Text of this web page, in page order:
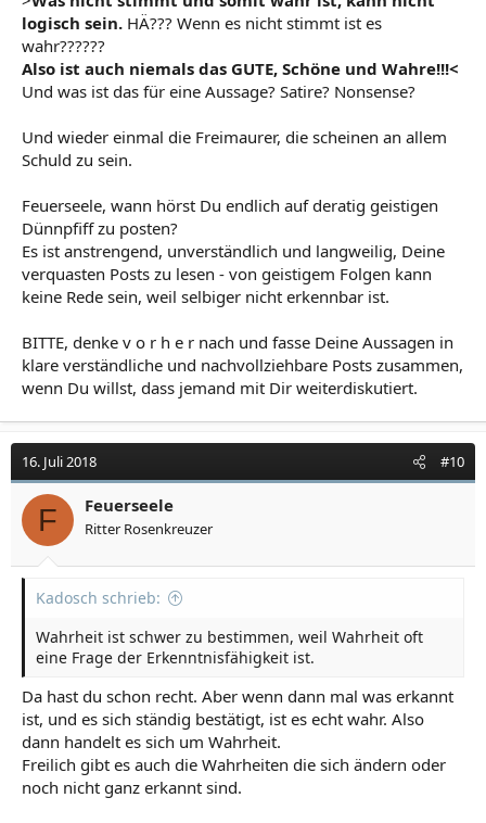
logisch sein. HÄ??? Wenn es nicht stimmt ist es
wahr??????
Also ist auch niemals das GUTE, Schöne und Wahre!!!<
Und was ist das für eine Aussage? Satire? Nonsense?
Und wieder einmal die Freimaurer, die scheinen an allem
Schuld zu sein.
Feuerseele, wann hörst Du endlich auf deratig geistigen
Dünnpfiff zu posten?
Es ist anstrengend, unverständlich und langweilig, Deine
verquasten Posts zu lesen - von geistigem Folgen kann
keine Rede sein, weil selbiger nicht erkennbar ist.
BITTE, denke v o r h e r nach und fasse Deine Aussagen in
klare verständliche und nachvollziehbare Posts zusammen,
wenn Du willst, dass jemand mit Dir weiterdiskutiert.
16. Juli 2018 #10
F Feuerseele
Ritter Rosenkreuzer
Kadosch schrieb:
Wahrheit ist schwer zu bestimmen, weil Wahrheit oft
eine Frage der Erkenntnisfähigkeit ist.
Da hast du schon recht. Aber wenn dann mal was erkannt
ist, und es sich ständig bestätigt, ist es echt wahr. Also
dann handelt es sich um Wahrheit.
Freilich gibt es auch die Wahrheiten die sich ändern oder
noch nicht ganz erkannt sind.